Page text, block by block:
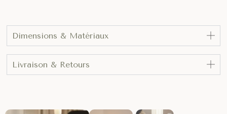
Dimensions & Matériaux
Livraison & Retours